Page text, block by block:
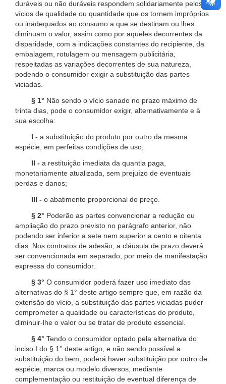
duráveis ou não duráveis respondem solidariamente pelos
vícios de qualidade ou quantidade que os tornem impróprios
ou inadequados ao consumo a que se destinam ou lhes
diminuam o valor, assim como por aqueles decorrentes da
disparidade, com a indicações constantes do recipiente, da
embalagem, rotulagem ou mensagem publicitária,
respeitadas as variações decorrentes de sua natureza,
podendo o consumidor exigir a substituição das partes
viciadas.
§ 1° Não sendo o vício sanado no prazo máximo de
trinta dias, pode o consumidor exigir, alternativamente e à
sua escolha:
I - a substituição do produto por outro da mesma
espécie, em perfeitas condições de uso;
II - a restituição imediata da quantia paga,
monetariamente atualizada, sem prejuízo de eventuais
perdas e danos;
III - o abatimento proporcional do preço.
§ 2° Poderão as partes convencionar a redução ou
ampliação do prazo previsto no parágrafo anterior, não
podendo ser inferior a sete nem superior a cento e oitenta
dias. Nos contratos de adesão, a cláusula de prazo deverá
ser convencionada em separado, por meio de manifestação
expressa do consumidor.
§ 3° O consumidor poderá fazer uso imediato das
alternativas do § 1° deste artigo sempre que, em razão da
extensão do vício, a substituição das partes viciadas puder
comprometer a qualidade ou características do produto,
diminuir-lhe o valor ou se tratar de produto essencial.
§ 4° Tendo o consumidor optado pela alternativa do
inciso I do § 1° deste artigo, e não sendo possível a
substituição do bem, poderá haver substituição por outro de
espécie, marca ou modelo diversos, mediante
complementação ou restituição de eventual diferença de